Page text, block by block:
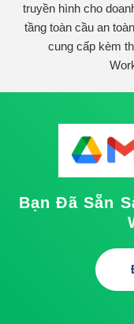
truyền hình cho
tầng toàn cầu an
cung cấp kèm
Bạn Đã Sẵn